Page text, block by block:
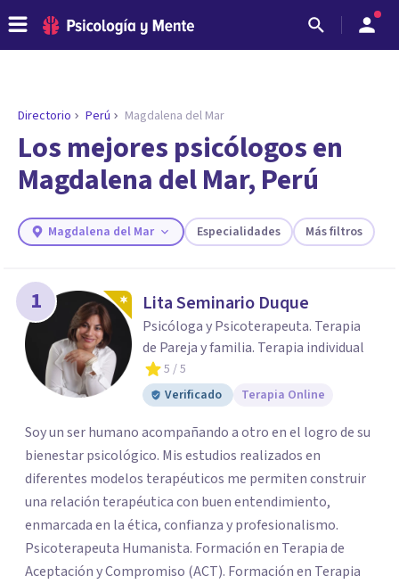
ENCONTRAR MI TERAPEUTA
¿Necesitas ayuda para encontrar el
psicólogo adecuado?
Responde a unas breves preguntas y te ofreceremos
necesidades.
Directorio Perú Magdalena del Mar
Los mejores psicólogos en
Magdalena del Mar, Perú
Magdalena del Mar Especialidades Más filtros
1 Lita Seminario Duque
Psicóloga y Psicoterapeuta. Terapia
de Pareja y familia. Terapia individual
5 / 5
Verificado
Terapia Online
Soy un ser humano acompañando a otro en el logro de su
bienestar psicológico. Mis estudios realizados en
diferentes modelos terapéuticos me permiten construir
una relación terapéutica con buen entendimiento,
enmarcada en la ética, confianza y profesionalismo.
Psicoterapeuta Humanista. Formación en Terapia de
Aceptación y Compromiso (ACT). Formación en Terapia